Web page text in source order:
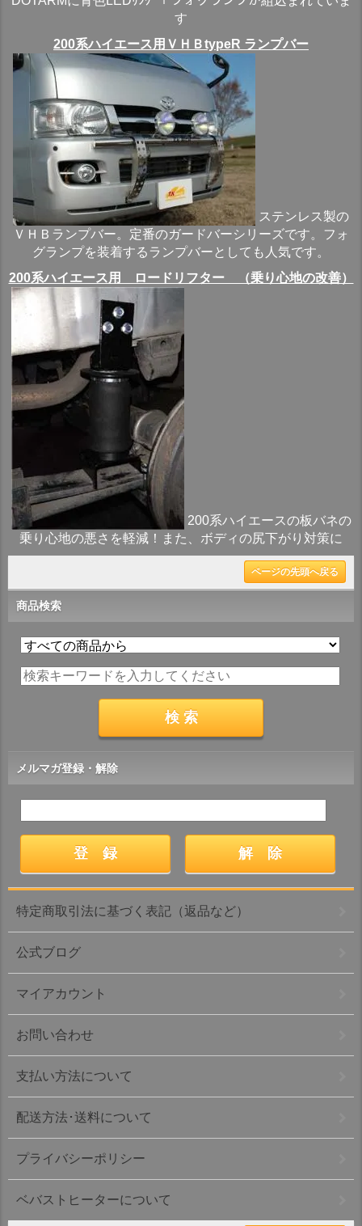
す
200系ハイエース用ＶＨＢtypeR ランプバー
ステンレス製の
ＶＨＢランプバー。定番のガードバーシリーズです。フォ
グランプを装着するランプバーとしても人気です。
200系ハイエース用 ロードリフター （乗り心地の改善）
200系ハイエースの板バネの
乗り心地の悪さを軽減！また、ボディの尻下がり対策に
ページの先頭へ戻る
商品検索
メルマガ登録・解除
特定商取引法に基づく表記（返品など）
公式ブログ
マイアカウント
お問い合わせ
支払い方法について
配送方法･送料について
プライバシーポリシー
ベバストヒーターについて